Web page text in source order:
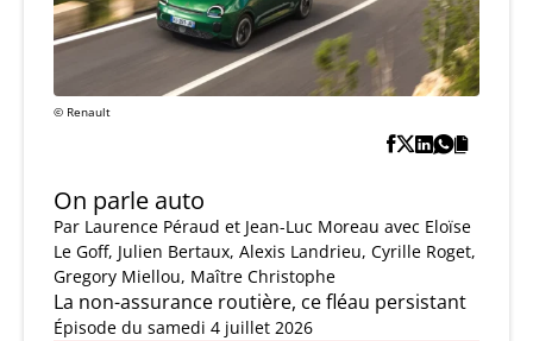
© Renault
On parle auto
Par Laurence Péraud et Jean-Luc Moreau avec Eloïse
Le Goff, Julien Bertaux, Alexis Landrieu, Cyrille Roget,
Gregory Miellou, Maître Christophe
La non-assurance routière, ce fléau persistant
Épisode du samedi 4 juillet 2026